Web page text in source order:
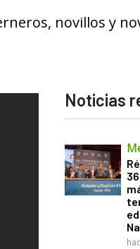
novillos y
Noticias